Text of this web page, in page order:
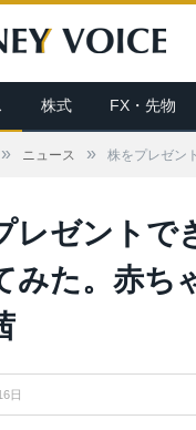
株式 FX・先物
» ニュース » 株をプレゼン
レゼントで
みた。赤ち
日